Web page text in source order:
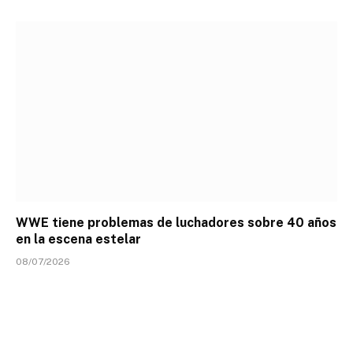
WWE tiene problemas de luchadores sobre 40 años
en la escena estelar
08/07/2026